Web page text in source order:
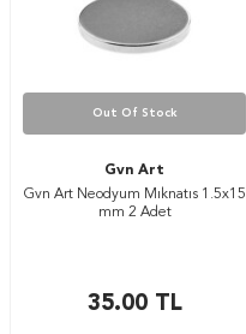
Out Of Stock
Gvn Art
Gvn Art Neodyum Mıknatıs 1.5x15
mm 2 Adet
35.00TL